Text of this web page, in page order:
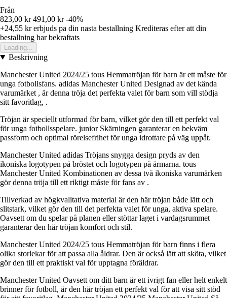
Från
823,00 kr 491,00 kr -40%
+24,55 krerbjuds pa din nasta bestallning Krediteras efter att din
bestallning har bekraftats
Loading...
Beskrivning
Manchester United 2024/25 tous Hemmatröjan för barn är ett måste för
unga fotbollsfans. adidas Manchester United Designad av det kända
varumärket , är denna tröja det perfekta valet för barn som vill stödja
sitt favoritlag, .
Tröjan är speciellt utformad för barn, vilket gör den till ett perfekt val
för unga fotbollsspelare. junior Skärningen garanterar en bekväm
passform och optimal rörelsefrihet för unga idrottare på väg uppåt.
Manchester United adidas Tröjans snygga design pryds av den
ikoniska logotypen på bröstet och logotypen på ärmarna. tous
Manchester United Kombinationen av dessa två ikoniska varumärken
gör denna tröja till ett riktigt måste för fans av .
Tillverkad av högkvalitativa material är den här tröjan både lätt och
slitstark, vilket gör den till det perfekta valet för unga, aktiva spelare.
Oavsett om du spelar på planen eller stöttar laget i vardagsrummet
garanterar den här tröjan komfort och stil.
Manchester United 2024/25 tous Hemmatröjan för barn finns i flera
olika storlekar för att passa alla åldrar. Den är också lätt att sköta, vilket
gör den till ett praktiskt val för upptagna föräldrar.
Manchester United Oavsett om ditt barn är ett ivrigt fan eller helt enkelt
brinner för fotboll, är den här tröjan ett perfekt val för att visa sitt stöd